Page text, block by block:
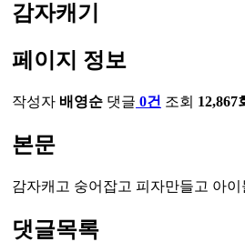
감자캐기
페이지 정보
작성자 배영순 댓글 0건 조회 12,867
본문
감자캐고 숭어잡고 피자만들고 아
댓글목록